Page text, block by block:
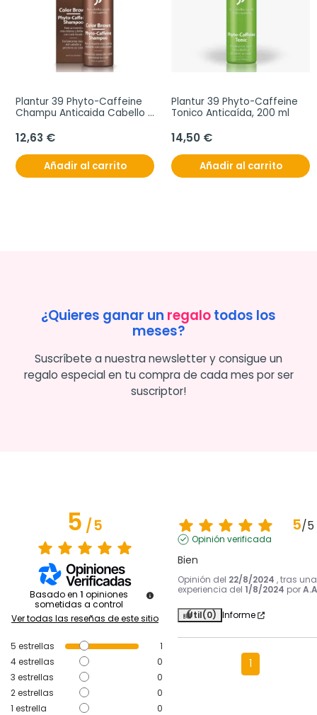
Plantur 39 Phyto-Caffeine
Champu Anticaida Cabello
12,63 €
Añadir al carrito
Plantur 39 Phyto-Caffeine
Tonico Anticaída, 200 ml
14,50 €
Añadir al carrito
¿Quieres ganar un regalotodos los
meses?
Suscríbete a nuestra newsletter y consigue un
regalo especial en tu compra de cada mes por ser
suscriptor!
5/5
Basado en 1 opiniones
sometidas a control
Ver todas las reseñas de este sitio
5 estrellas
1
4estrellas
0
3 estrellas
0
2estrellas
0
1 estrella 0
5/5
Opinión verificada
Bien
Opinión del 22/8/2024 , tras una
experiencia del 1/8/2024 por
Útil(0) Informe
1